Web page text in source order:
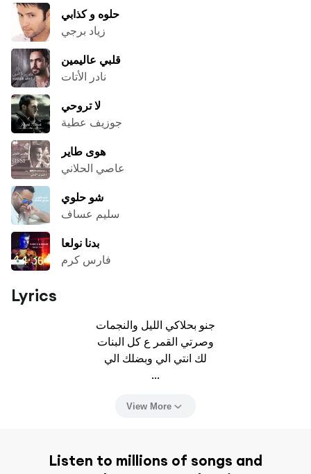
حلوه و كذابي
زياد برجي
قلبي عاليمين
نادر الأتات
لا تروحي
جوزيف عطية
هوى طاير
عاصي الحلاني
شو حلوي
سليم عساف
بدنا نولعا
فارس كرم
Lyrics
جنو بحلاكي الليل والنجمات
وصرتي القمر ع كل البنات
لك انتي الي وبضلك الي
...
View More
Listen to millions of songs and